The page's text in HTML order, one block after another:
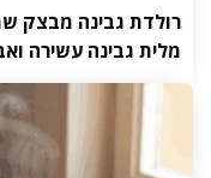
רולדת גבינה מבצק
מלית גבינה עשירה